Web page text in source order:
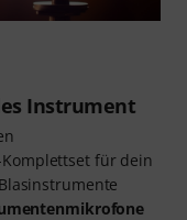
Instrument
für dein